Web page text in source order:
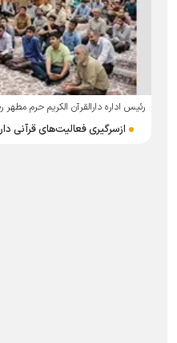
رئیس اداره دارالقرآن الکریم حرم
ازسرگیری فعالیت‌های قرآنی